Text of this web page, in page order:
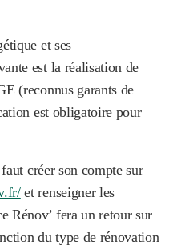
et ses
est la réalisation de
(reconnus garants de
est obligatoire pour
créer son compte sur
et renseigner les
Rénov’ fera un retour sur
du type de rénovation